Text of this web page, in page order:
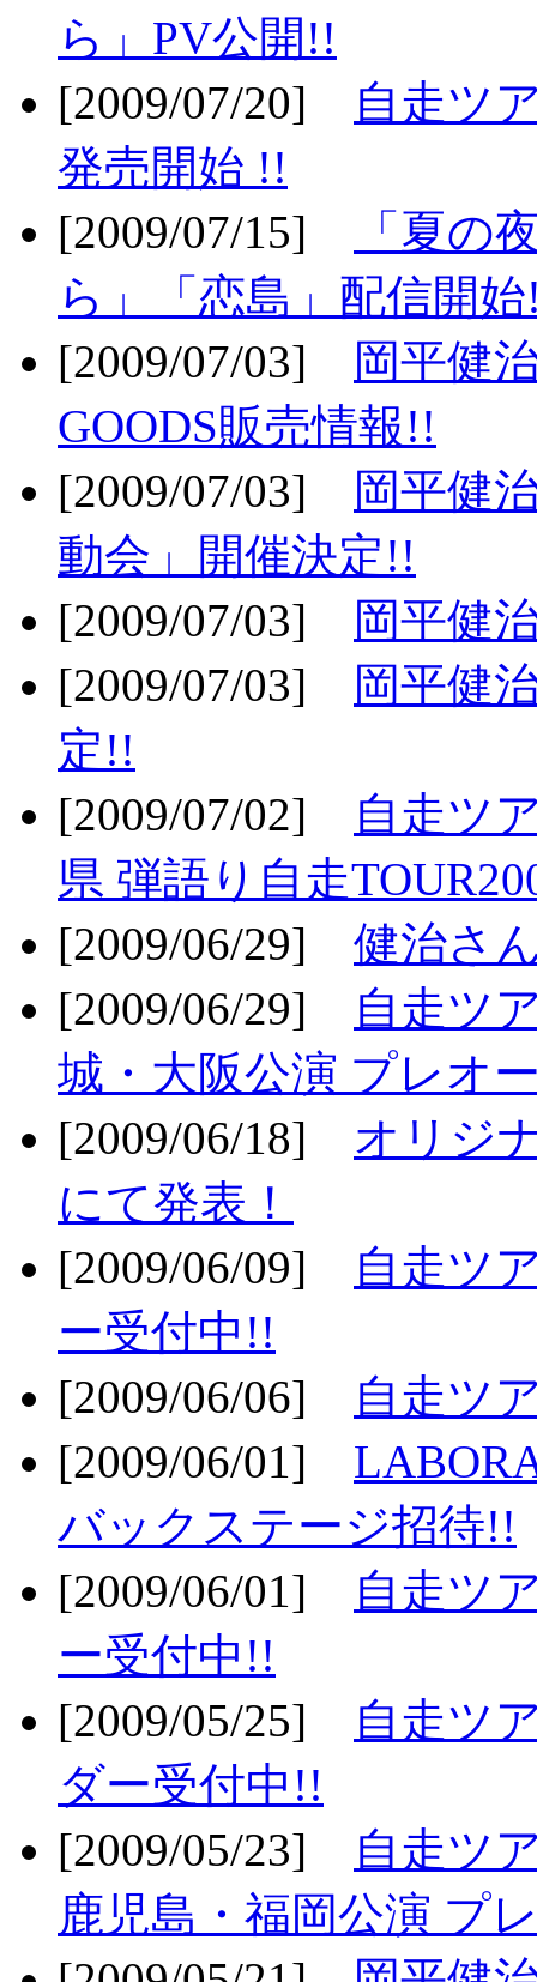
ら」PV公開!!
[2009/07/20]
自走ツ
発売開始 !!
[2009/07/15]
「夏の
ら」「恋島」配信開
[2009/07/03]
岡平健
GOODS販売情報!!
[2009/07/03]
岡平健
動会」開催決定!!
[2009/07/03]
岡平健
[2009/07/03]
岡平健
定!!
[2009/07/02]
自走ツ
県 弾語り自走
[2009/06/29] 健治さ
[2009/06/29]
自走ツ
城・大阪公演 プレオ
[2009/06/18] オリジ
にて発表！
[2009/06/09]
自走ツ
ー受付中!!
[2009/06/06]
自走ツ
[2009/06/01]
バックステージ招待!!
[2009/06/01]
自走ツ
ー受付中!!
[2009/05/25]
自走ツ
ダー受付中!!
[2009/05/23]
自走ツ
鹿児島・福岡公演 プ